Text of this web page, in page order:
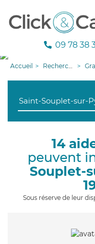
09 78 38
Accueil Recherche aide à domicile
14
peuvent
Souplet-
Sous réserve de leur